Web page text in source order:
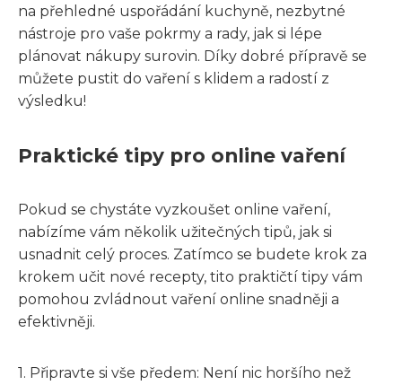
na přehledné uspořádání kuchyně, nezbytné
nástroje pro vaše pokrmy a rady, jak si lépe
plánovat nákupy surovin. Díky dobré přípravě se
můžete pustit do vaření s klidem a radostí z
výsledku!
Praktické tipy pro online vaření
Pokud se chystáte vyzkoušet online vaření,
nabízíme vám několik užitečných tipů, jak si
usnadnit celý proces. Zatímco se budete krok za
krokem učit nové recepty, tito praktičtí tipy vám
pomohou zvládnout vaření online snadněji a
efektivněji.
1. Připravte si vše předem: Není nic horšího než